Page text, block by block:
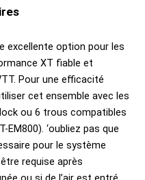
excellente option pour les
XT fiable et
Pour une efficacité
cet ensemble avec les
ou 6 trous compatibles
EM800). ‘oubliez pas que
pour le système
requise après